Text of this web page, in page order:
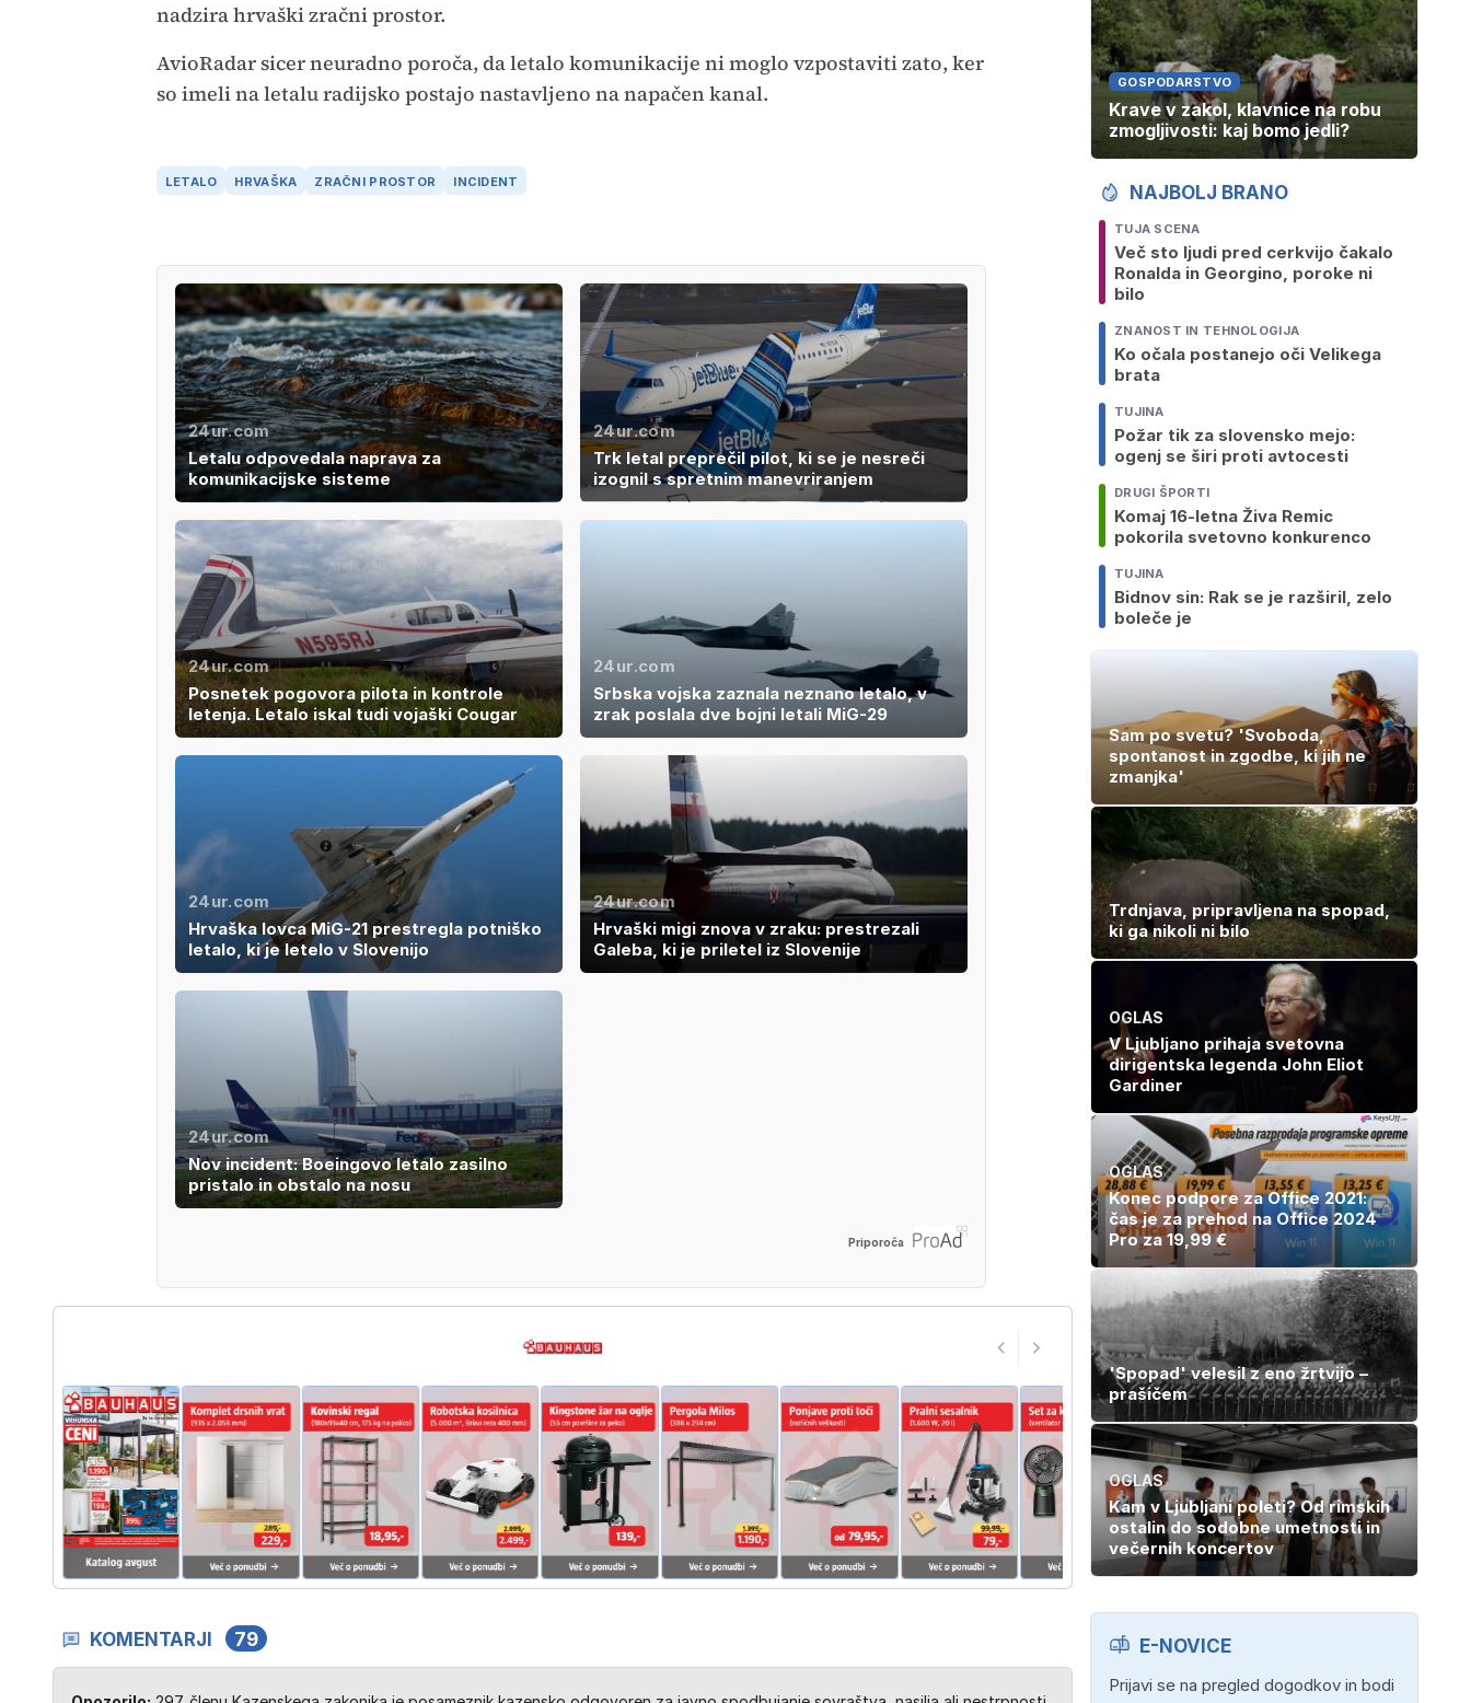
nadzira hrvaški zračni prostor.
AvioRadar sicer neuradno poroča, da letalo komunikacije ni moglo vzpostaviti zato, ker
so imeli na letalu radijsko postajo nastavljeno na napačen kanal.
LETALO HRVAŠKA ZRAČNI PROSTOR INCIDENT
24ur.com
Letalu odpovedala naprava za
komunikacijske sisteme
24ur.com
Trk letal preprečil pilot, ki se je nesreči
izognil s spretnim manevriranjem
24ur.com
Posnetek pogovora pilota in kontrole
letenja. Letalo iskal tudi vojaški Cougar
24ur.com
Srbska vojska zaznala neznano letalo, v
zrak poslala dve bojni letali MiG-29
24ur.com
Hrvaška lovca MiG-21 prestregla potniško
letalo, ki je letelo v Slovenijo
24ur.com
Hrvaški migi znova v zraku: prestrezali
Galeba, ki je priletel iz Slovenije
24ur.com
Nov incident: Boeingovo letalo zasilno
pristalo in obstalo na nosu
Priporoča
KOMENTARJI 79
GOSPODARSTVO
Krave v zakol, klavnice na robu
zmogljivosti: kaj bomo jedli?
NAJBOLJ BRANO
TUJA SCENA
Več sto ljudi pred cerkvijo čakalo
Ronalda in Georgino, poroke ni
bilo
ZNANOST IN TEHNOLOGIJA
Ko očala postanejo oči Velikega
brata
TUJINA
Požar tik za slovensko mejo:
ogenj se širi proti avtocesti
DRUGI ŠPORTI
Komaj 16-letna Živa Remic
pokorila svetovno konkurenco
TUJINA
Bidnov sin: Rak se je razširil, zelo
boleče je
Sam po svetu? 'Svoboda,
spontanost in zgodbe, ki jih ne
zmanjka'
Trdnjava, pripravljena na spopad,
ki ga nikoli ni bilo
OGLAS
V Ljubljano prihaja svetovna
dirigentska legenda John Eliot
Gardiner
OGLAS
Konec podpore za Office 2021:
čas je za prehod na Office 2024
Pro za 19,99 €
'Spopad' velesil z eno žrtvijo –
prašičem
OGLAS
Kam v Ljubljani poleti? Od rimskih
ostalin do sodobne umetnosti in
večernih koncertov
E-NOVICE
Prijavi se na pregled dogodkov in bodi